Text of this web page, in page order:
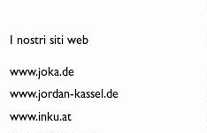
I nostri siti web
www.joka.de
www.jordan-kassel.de
www.inku.at